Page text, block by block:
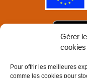
Gérer
cookies
Pour offrir les meilleures
comme les cookies pour